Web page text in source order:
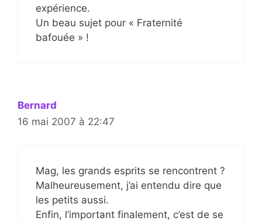
expérience.
Un beau sujet pour « Fraternité
bafouée » !
Bernard
16 mai 2007 à 22:47
Mag, les grands esprits se rencontrent ?
Malheureusement, j’ai entendu dire que
les petits aussi.
Enfin, l’important finalement, c’est de se